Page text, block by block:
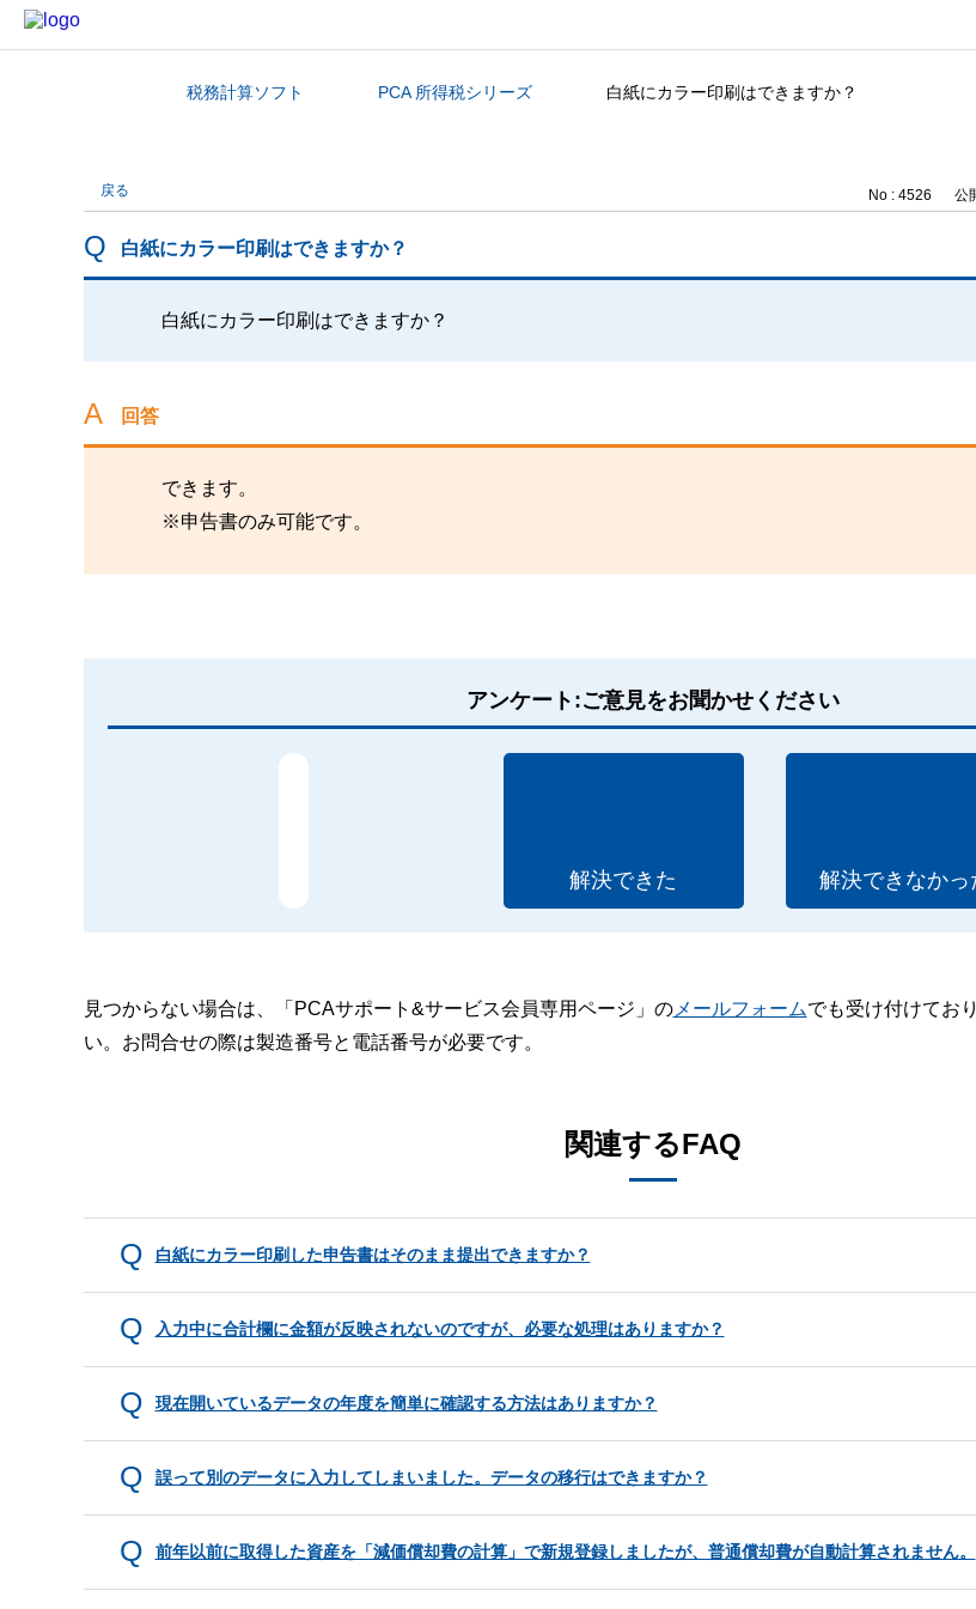
カテゴリから探す税務計算ソフト PCA 所得税シリーズ 白紙にカラー印刷はできますか？
戻る No : 4526 公
白紙にカラー印刷はできますか？
白紙にカラー印刷はできますか？
回答
できます。
※申告書のみ可能です。
アンケート:ご意見をお聞かせください
解決できた 解決できなかっ
見つからない場合は、「PCAサポート&サービス会員専用ページ」のメールフォームでも受け付けてお
い。お問合せの際は製造番号と電話番号が必要です。
関連するFAQ
白紙にカラー印刷した申告書はそのまま提出できますか？
入力中に合計欄に金額が反映されないのですが、必要な処理はありますか？
現在開いているデータの年度を簡単に確認する方法はありますか？
誤って別のデータに入力してしまいました。データの移行はできますか？
前年以前に取得した資産を「減価償却費の計算」で新規登録しましたが、普通償却費が自動計算されません。